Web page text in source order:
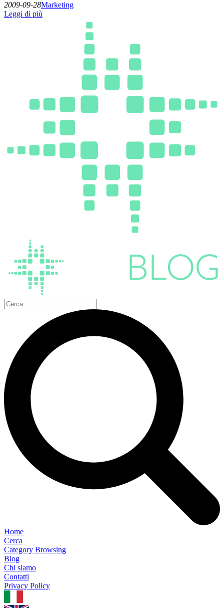
2009-09-28Marketing
Leggi di più
Home
Cerca
Category Browsing
Blog
Chi siamo
Contatti
Privacy Policy